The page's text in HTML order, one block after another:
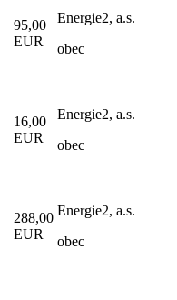
95,00
EUR
Energie2, a.s.
obec
16,00
EUR
Energie2, a.s.
obec
288,00
EUR
Energie2, a.s.
obec